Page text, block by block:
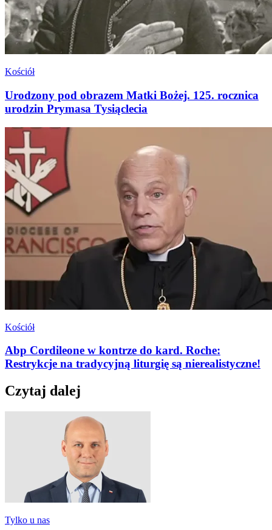
Kościół
Urodzony pod obrazem Matki Bożej. 125. rocznica
urodzin Prymasa Tysiąclecia
Kościół
Abp Cordileone w kontrze do kard. Roche:
Restrykcje na tradycyjną liturgię są nierealistyczne!
Czytaj dalej
Tylko u nas